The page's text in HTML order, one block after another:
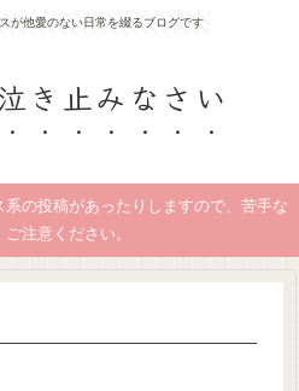
が他愛のない日常を綴るブログです
き止みなさい
の投稿があったりしますので、苦手な
注意ください。